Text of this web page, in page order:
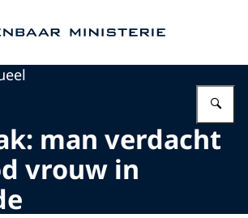
man verdacht
vrouw in